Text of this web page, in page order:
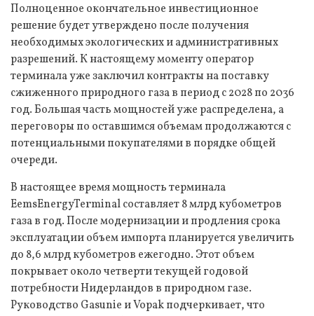
Полноценное окончательное инвестиционное
решение будет утверждено после получения
необходимых экологических и административных
разрешений. К настоящему моменту оператор
терминала уже заключил контракты на поставку
сжиженного природного газа в период с 2028 по 2036
год. Большая часть мощностей уже распределена, а
переговоры по оставшимся объемам продолжаются с
потенциальными покупателями в порядке общей
очереди.
В настоящее время мощность терминала
EemsEnergyTerminal составляет 8 млрд кубометров
газа в год. После модернизации и продления срока
эксплуатации объем импорта планируется увеличить
до 8,6 млрд кубометров ежегодно. Этот объем
покрывает около четверти текущей годовой
потребности Нидерландов в природном газе.
Руководство Gasunie и Vopak подчеркивает, что